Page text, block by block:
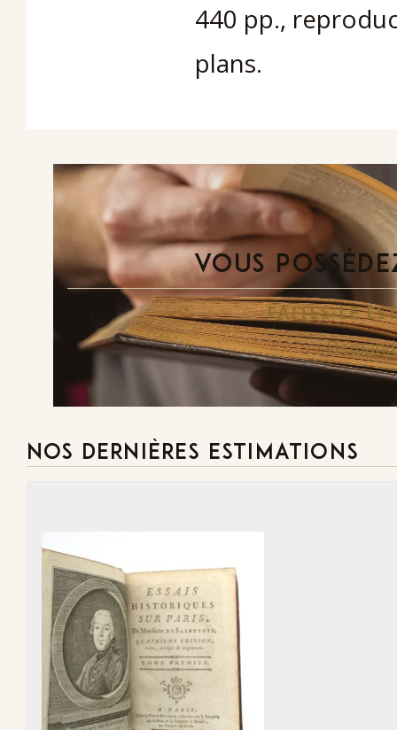
440 pp.,
plans.
VOUS
FAITES-LE
NOS DERNIÈRES ESTIMATIONS